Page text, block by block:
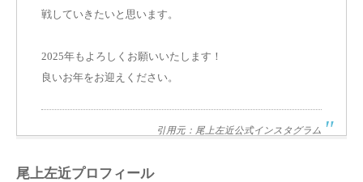
戦していきたいと思います。
2025年もよろしくお願いいたします！
良いお年をお迎えください。
引用元：尾上左近公式インスタグラム
尾上左近プロフィール